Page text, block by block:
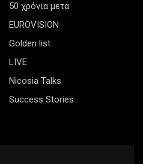
50 χρόνια μετά
EUROVISION
Golden list
LIVE
Nicosia Talks
Success Stories